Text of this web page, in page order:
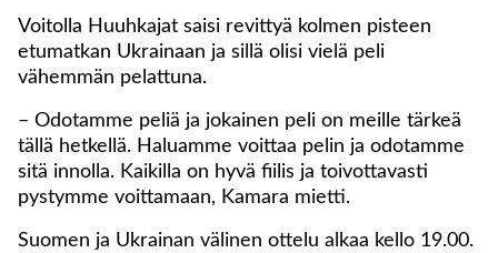
Voitolla Huuhkajat saisi revittyä kolmen pisteen
etumatkan Ukrainaan ja sillä olisi vielä peli
vähemmän pelattuna.
– Odotamme peliä ja jokainen peli on meille tärkeä
tällä hetkellä. Haluamme voittaa pelin ja odotamme
sitä innolla. Kaikilla on hyvä fiilis ja toivottavasti
pystymme voittamaan, Kamara mietti.
Suomen ja Ukrainan välinen ottelu alkaa kello 19.00.